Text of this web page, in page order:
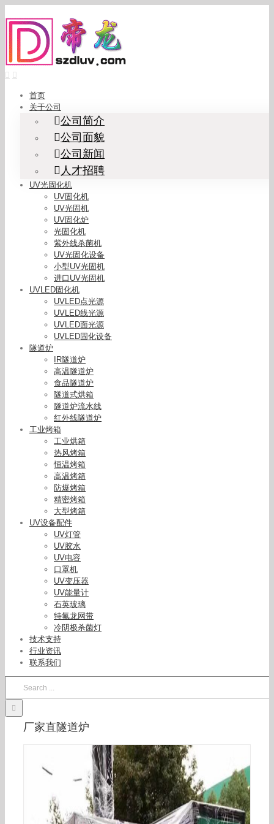
to
content
首页
关于公司
公司简介
公司面貌
公司新闻
人才招聘
UV光固化机
UV固化机
UV光固机
UV固化炉
光固化机
紫外线杀菌机
UV光固化设备
小型UV光固机
进口UV光固机
UVLED固化机
UVLED点光源
UVLED线光源
UVLED面光源
UVLED固化设备
隧道炉
IR隧道炉
高温隧道炉
食品隧道炉
隧道式烘箱
隧道炉流水线
红外线隧道炉
工业烤箱
工业烘箱
热风烤箱
恒温烤箱
高温烤箱
防爆烤箱
精密烤箱
大型烤箱
UV设备配件
UV灯管
UV胶水
UV电容
口罩机
UV变压器
UV能量计
石英玻璃
特氟龙网带
冷阴极杀菌灯
技术支持
行业资讯
联系我们
厂家直隧道炉
烘干生产线_厂家直隧道炉烘干生产线生物质热风